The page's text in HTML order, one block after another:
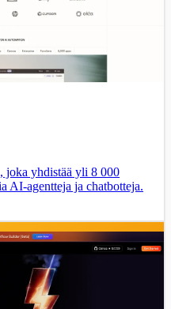
joka yhdistää yli 8 000
AI-agentteja ja chatbotteja.